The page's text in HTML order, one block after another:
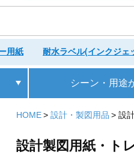
用紙 耐水ラベル(インクジェ
シーン・用途
HOME 設計・製図用品 設
設計製図用紙・ト